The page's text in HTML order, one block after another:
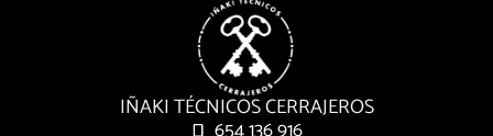
IÑAKI TÉCNICOS CERRAJEROS